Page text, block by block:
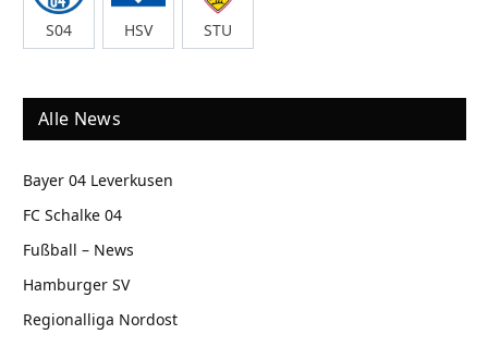
S04 HSV STU
Alle News
Bayer 04 Leverkusen
FC Schalke 04
Fußball – News
Hamburger SV
Regionalliga Nordost